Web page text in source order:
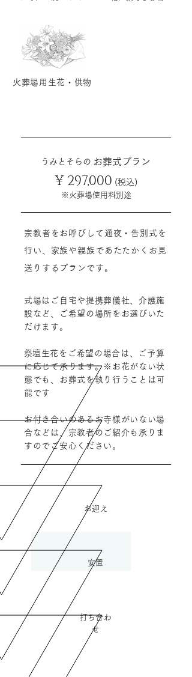
火葬場用生花・供物
​お葬式プラン
​うみとそらの
¥ 297,000 (税込)
※​火葬場使用料別途
宗教者をお呼びして通夜・告別式を
行い、家族や親族であたたかくお見
送りするプランです。
式場はご自宅や提携葬儀社、介護施
設など、ご希望の場所をお選びいた
だけます。
​​​祭壇生花をご希望の場合は、ご予算
に応じて承ります。※お花がない状
態でも、お葬式を執り行うことは可
能です
お付き合いのあるお寺様がいない場
合などは、宗教者のご紹介も承りま
すのでご安心ください。
​お迎え
​安置
​打ち合わ
せ